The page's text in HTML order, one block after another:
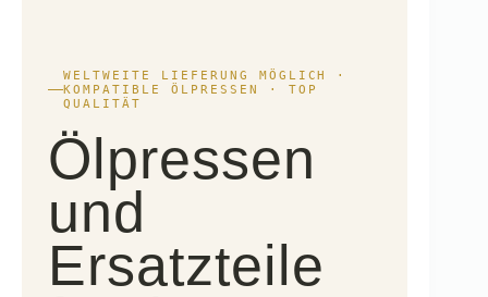
WELTWEITE LIEFERUNG MÖGLICH ·
KOMPATIBLE ÖLPRESSEN · TOP
QUALITÄT
Ölpressen
und
Ersatzteile